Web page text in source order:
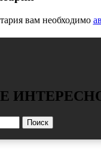
вам необходимо